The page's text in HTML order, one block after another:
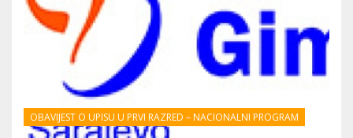
OBAVIJEST O UPISU U PRVI RAZRED – NACIONALNI PROGRAM